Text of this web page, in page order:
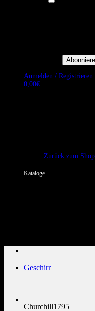
Anmelden / Registrieren
0,00€
Zurück zum Shop
Kataloge
Geschirr
Churchill1795